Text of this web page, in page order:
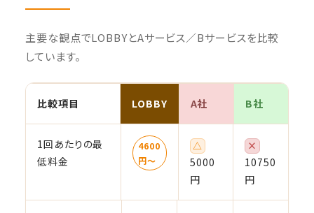
主要な観点でLOBBYとAサービス／Bサービスを比較
しています。
比較項目 LOBBY A社 B社
1回あたりの最
低料金
4600
円〜
△
5000
円
×
10750
円